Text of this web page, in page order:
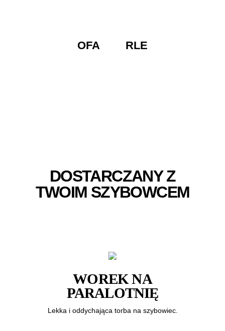
OFA RLE
DOSTARCZANY Z
TWOIM SZYBOWCEM
WOREK NA
PARALOTNIĘ
Lekka i oddychająca torba na szybowiec.